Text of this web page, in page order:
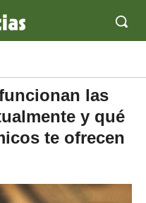
las
y qué
te ofrecen